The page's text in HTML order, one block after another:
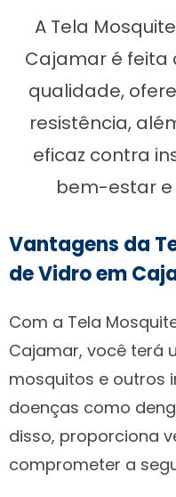
A Tela
Cajamar é feita
qualidade,
resistência,
eficaz contra
bem-estar
Vantagens da
de Vidro em
Com a Tela
Cajamar, você terá
mosquitos e outros
doenças como
disso, proporciona
comprometer a